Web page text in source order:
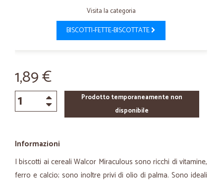
Visita la categoria
BISCOTTI-FETTE-BISCOTTATE
1,89 €
Prodotto temporaneamente non
disponibile
Informazioni
I biscotti ai cereali Walcor Miraculous sono ricchi di vitamine,
ferro e calcio; sono inoltre privi di olio di palma. Sono ideali